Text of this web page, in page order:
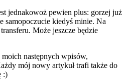
jednakowoż pewien plus: gorzej już
samopoczucie kiedyś minie. Na
Może jeszcze będzie
moich następnych wpisów,
mój nowy artykuł trafi także do
:)